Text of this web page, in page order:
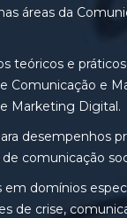
áreas da
teóricos e
Comunicação e
Marketing Digital.
desempenhos
comunicação
em domínios
de crise,